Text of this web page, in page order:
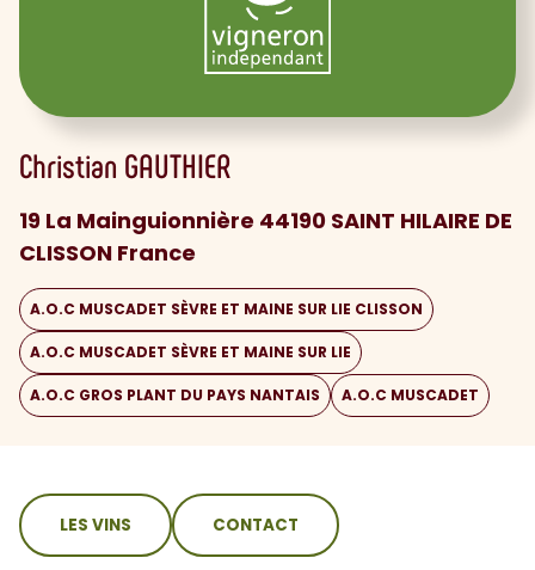
Christian GAUTHIER
19 La Mainguionnière 44190 SAINT HILAIRE DE
CLISSON France
A.O.C MUSCADET SÈVRE ET MAINE SUR LIE CLISSON
A.O.C MUSCADET SÈVRE ET MAINE SUR LIE
A.O.C GROS PLANT DU PAYS NANTAIS A.O.C MUSCADET
sommaire
LES VINS CONTACT